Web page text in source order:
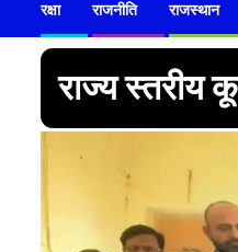
रक्षा राजनीति राजस्थान
राज्य स्तरीय